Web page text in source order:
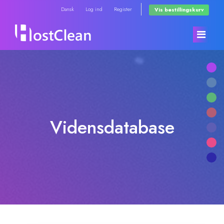
Dansk Log ind Register Vis bestillingskurv
Browse All
AnnonceringerVidensdatabase